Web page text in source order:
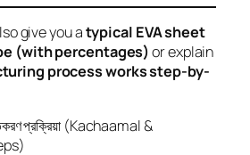
give you atypical EVA sheet
(with percentages) or explain
process works step-by-
প্রক্রিয়া (Kachaamal &